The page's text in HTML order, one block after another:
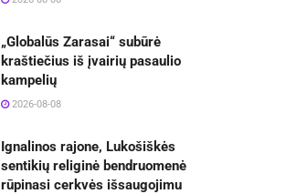
„Globalūs Zarasai“ subūrė
kraštiečius iš įvairių pasaulio
kampelių
2026-08-08
Ignalinos rajone, Lukošiškės
sentikių religinė bendruomenė
rūpinasi cerkvės išsaugojimu